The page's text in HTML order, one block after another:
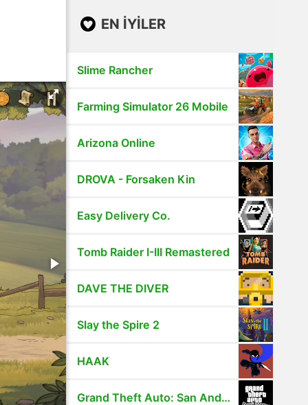
EN IYILER
Slime Rancher
Farming Simulator 26 Mobile
Arizona Online
DROVA - Forsaken Kin
Easy Delivery Co.
Tomb Raider I-III Remastered
DAVE THE DIVER
Slay the Spire 2
HAAK
Grand Theft Auto: San Andreas